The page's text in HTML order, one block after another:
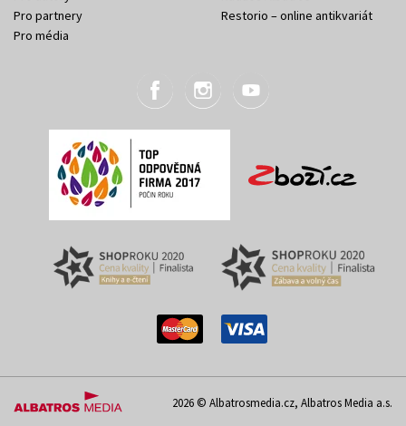
Pro partnery
Pro média
Restorio – online antikvariát
2026 © Albatrosmedia.cz, Albatros Media a.s.